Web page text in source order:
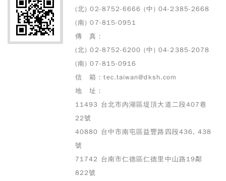
(北) 02-8752-6666 (中) 04-2385-2668
(南) 07-815-0951
傳 真：
(北) 02-8752-6200 (中) 04-2385-2078
(南) 07-815-0916
信 箱：tec.taiwan@dksh.com
地 址：
11493 台北市內湖區堤頂大道二段407巷
22號
40880 台中市南屯區益豐路四段436, 438
號
71742 台南市仁德區仁德里中山路19鄰
822號